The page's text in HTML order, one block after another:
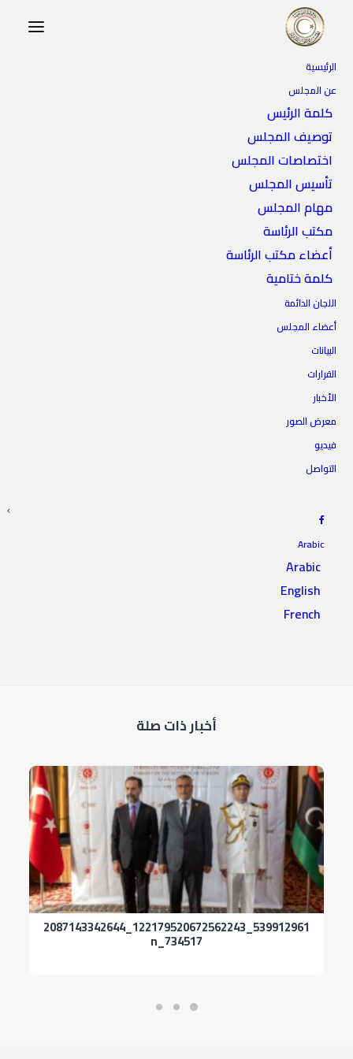
الرئيسية
عن المجلس
كلمة الرئيس
توصيف المجلس
اختصاصات المجلس
تأسيس المجلس
مهام المجلس
مكتب الرئاسة
أعضاء مكتب الرئاسة
كلمة ختامية
اللجان الدائمة
أعضاء المجلس
البيانات
القرارات
الأخبار
معرض الصور
فيديو
التواصل
Arabic
Arabic
English
French
مشروعات التنمية الاقتصادية
والاجتماعية وفقاً لبرنامج عمل
أخبار ذات صلة
539912961_122179520672562243_2087143342644
734517_n